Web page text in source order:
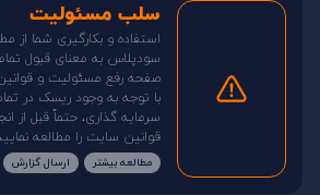
سلب مسئولیت
استفاده و بکارگیری شما از
سودپلاس به معنای قبول
صفحه رفع مسئولیت و
با توجه به وجود ریسک در
سرمایه گذاری، حتماً قبل از
قوانین سایت را مطالعه
مطالعه بیشتر ارسال گزارش